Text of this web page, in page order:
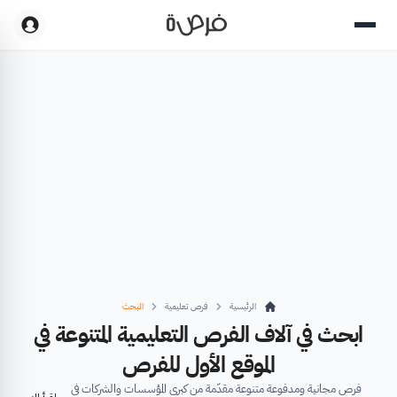
الرئيسية فرص تعليمية البحث
ابحث في آلاف الفرص التعليمية المتنوعة في
الموقع الأول للفرص
فرص مجانية ومدفوعة متنوعة مقدّمة من كبرى المؤسسات والشركات في